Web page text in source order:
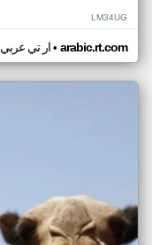
LM34UG
ار تي عربي• arabic.rt.com